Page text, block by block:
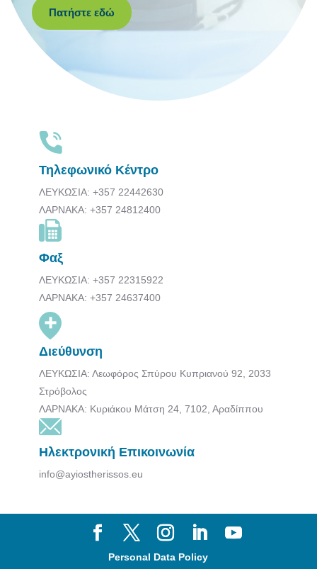
Πατήστε εδώ
Τηλεφωνικό Κέντρο
ΛΕΥΚΩΣΙΑ: +357 22442630
ΛΑΡΝΑΚΑ: +357 24812400
Φαξ
ΛΕΥΚΩΣΙΑ: +357 22315922
ΛΑΡΝΑΚΑ: +357 24637400
Διεύθυνση
ΛΕΥΚΩΣΙΑ: Λεωφόρος Σπύρου Κυπριανού 92, 2033
Στρόβολος
ΛΑΡΝΑΚΑ: Κυριάκου Μάτση 24, 7102, Αραδίππου
Ηλεκτρονική Επικοινωνία
info@ayiostherissos.eu
Personal Data Policy